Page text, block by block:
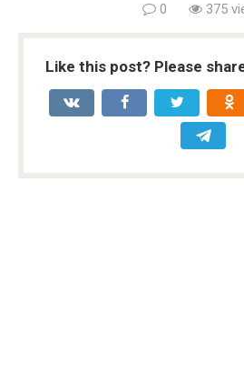
0 375
Like this post? Please